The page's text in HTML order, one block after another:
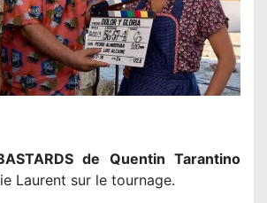
de Quentin Tarantino
Laurent sur le tournage.